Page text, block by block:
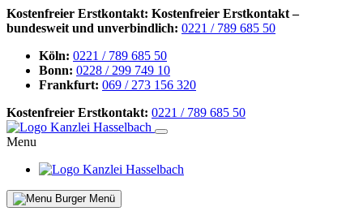
Kostenfreier Erstkontakt: Kostenfreier Erstkontakt –
bundesweit und unverbindlich: 0221 / 789 685 50
Köln: 0221 / 789 685 50
Bonn: 0228 / 299 749 10
Frankfurt: 069 / 273 156 320
Kostenfreier Erstkontakt: 0221 / 789 685 50
Menu
Menü